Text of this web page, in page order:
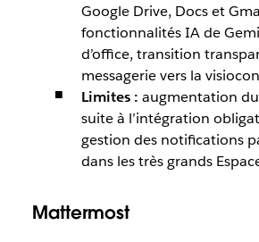
Google Drive, Docs et
fonctionnalités IA de
d’office, transition
messagerie vers la
Limites : augmentation
suite à l’intégration
gestion des notifications
dans les très grands
Mattermost